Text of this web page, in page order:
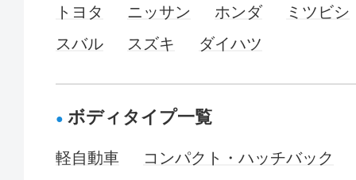
トヨタ ニッサン ホンダ
ミツビシ
スバル
スズキ ダイハツ
ボディタイプ一覧
軽自動車
コンパクト・ハッチバック